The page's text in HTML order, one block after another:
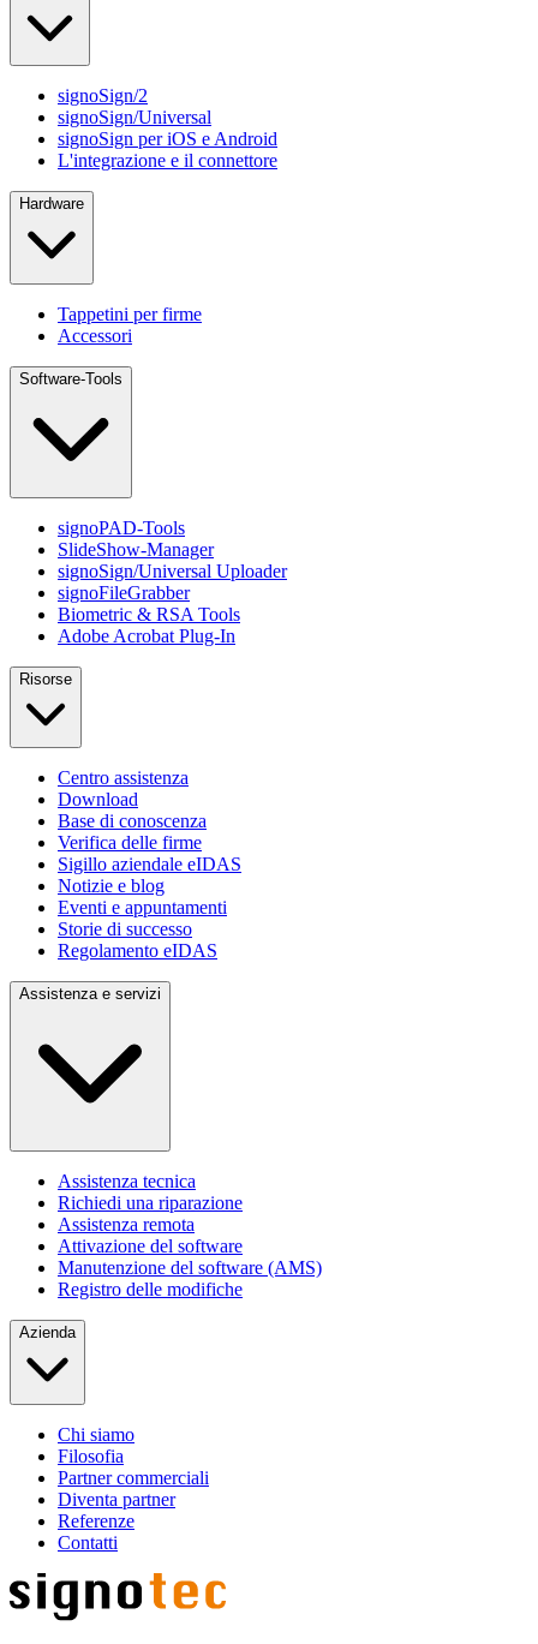
signoSign/2
signoSign/Universal
signoSign per iOS e Android
L'integrazione e il connettore
Hardware
Tappetini per firme
Accessori
Software-Tools
signoPAD-Tools
SlideShow-Manager
signoSign/Universal Uploader
signoFileGrabber
Biometric & RSA Tools
Adobe Acrobat Plug-In
Risorse
Centro assistenza
Download
Base di conoscenza
Verifica delle firme
Sigillo aziendale eIDAS
Notizie e blog
Eventi e appuntamenti
Storie di successo
Regolamento eIDAS
Assistenza e servizi
Assistenza tecnica
Richiedi una riparazione
Assistenza remota
Attivazione del software
Manutenzione del software (AMS)
Registro delle modifiche
Azienda
Chi siamo
Filosofia
Partner commerciali
Diventa partner
Referenze
Contatti